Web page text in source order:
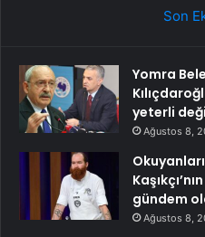
Son
Yomra
yeterli
Ağustos 8,
gündem
Ağustos 8,